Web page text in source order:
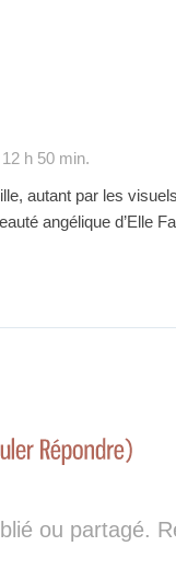
h 50 min.
autant par les
angélique d’Elle
ou partagé.